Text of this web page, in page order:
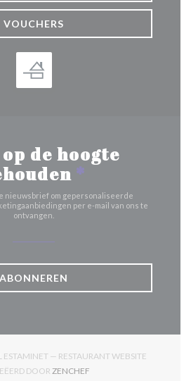
VOUCHERS
de hoogte
*
nieuwsbrief om gepersonaliseerde
per e-mail van ons te
ontvangen.
ABONNEREN
— RESTAURANT WEBSITE
DOOR ZENCHEF